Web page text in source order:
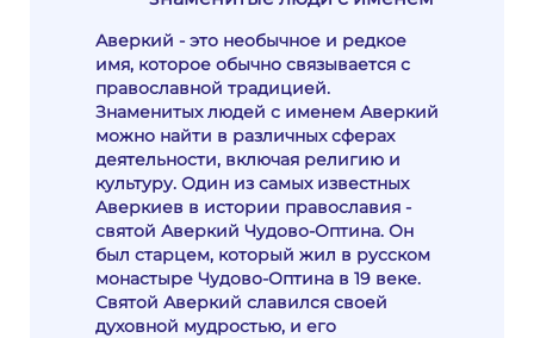
Аверкий - это необычное и редкое
имя, которое обычно связывается с
православной традицией.
Знаменитых людей с именем Аверкий
можно найти в различных сферах
деятельности, включая религию и
культуру. Один из самых известных
Аверкиев в истории православия -
святой Аверкий Чудово-Оптина. Он
был старцем, который жил в русском
монастыре Чудово-Оптина в 19 веке.
Святой Аверкий славился своей
духовной мудростью, и его